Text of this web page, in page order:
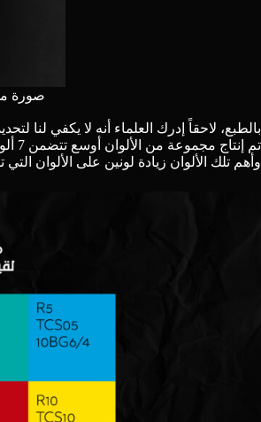
صورة
وأهم تلك الألوان زيادة لونين على الألوان